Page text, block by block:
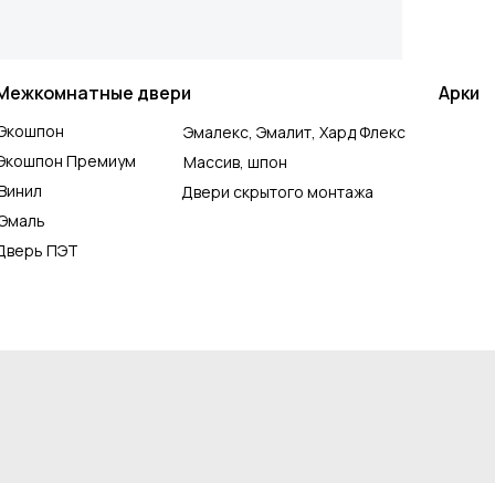
ПЭТ
Премиум
Двери скрытого монтажа
Массив, шпон
Эмалекс, Эмалит, Хард Флекс
Арки
двери